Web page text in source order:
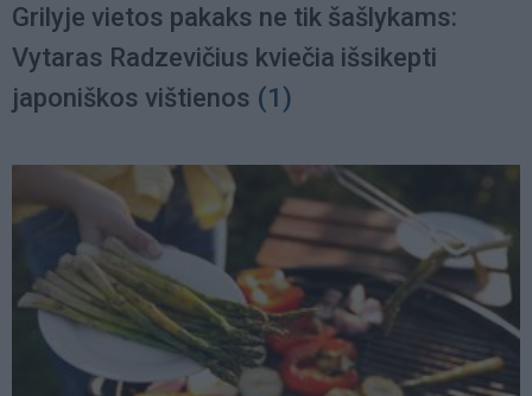
Grilyje vietos pakaks ne tik šašlykams:
Vytaras Radzevičius kviečia išsikepti
japoniškos vištienos (1)